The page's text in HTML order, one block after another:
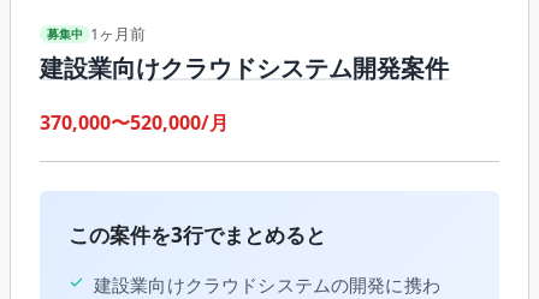
募集中 1ヶ月前
建設業向けクラウドシステム開発案件
370,000〜520,000/月
この案件を3行でまとめると
✓ 建設業向けクラウドシステムの開発に携わ